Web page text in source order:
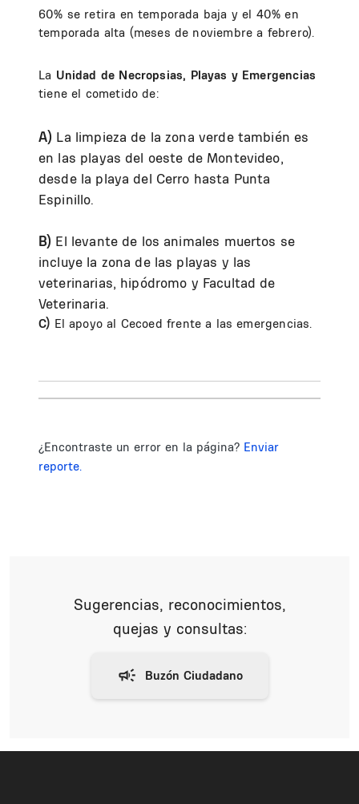
60% se retira en temporada baja y el 40% en
temporada alta (meses de noviembre a febrero).
La Unidad de Necropsias, Playas y Emergencias
tiene el cometido de:
A) La limpieza de la zona verde también es
en las playas del oeste de Montevideo,
desde la playa del Cerro hasta Punta
Espinillo.
B) El levante de los animales muertos se
incluye la zona de las playas y las
veterinarias, hipódromo y Facultad de
Veterinaria.
C) El apoyo al Cecoed frente a las emergencias.
¿Encontraste un error en la página? Enviar
reporte.
Sugerencias, reconocimientos,
quejas y consultas: